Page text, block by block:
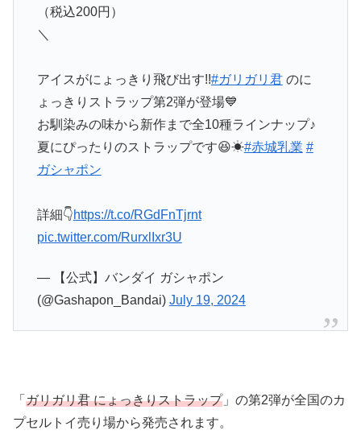
（税込200円）
＼
アイスがにょっきり飛び出す!!#ガリガリ君のに
ょっきりストラップ第2弾が登場💙
お馴染みの味から新作まで全10種ラインナップ♪
夏にぴったりのストラップです😆☀#赤城乳業 #
ガシャポン
詳細👇https://t.co/RGdFnTjrnt
pic.twitter.com/RurxlIxr3U
— 【公式】バンダイ ガシャポン
(@Gashapon_Bandai) July 19, 2024
「 ガリガリ君 にょっきりストラップ」の第2弾が全国のカ
プセルトイ売り場から発売されます。